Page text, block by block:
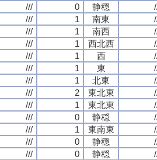
/// 0 静穏
/// 1 南東
/// 1 南西
/// 1 西北西
/// 1 西
/// 1 東
/// 1 北東
/// 2 東北東
/// 1 東北東
/// 0 静穏
/// 1 東南東
/// 0 静穏
/// 0 静穏